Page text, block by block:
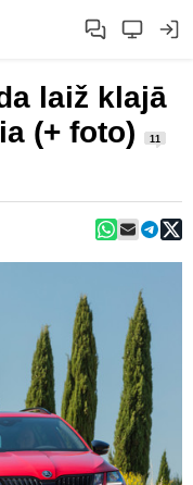
laiž klajā
(+ foto)
11